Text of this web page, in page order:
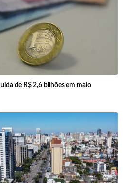
de R$ 2,6 bilhões em maio